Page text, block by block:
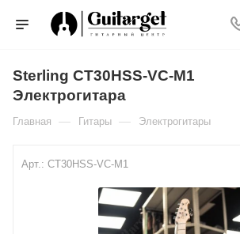
Sterling CT30HSS-VC-M1
Электрогитара
Главная — Гитары — Электрогитары
Арт.: CT30HSS-VC-M1